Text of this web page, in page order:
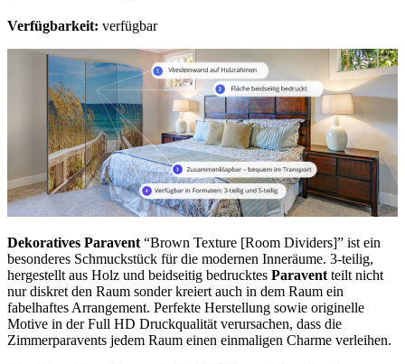
Verfügbarkeit: verfügbar
Dekoratives Paravent “Brown Texture [Room Dividers]” ist ein
besonderes Schmuckstück für die modernen Inneräume. 3-teilig,
hergestellt aus Holz und beidseitig bedrucktes Paravent teilt nicht
nur diskret den Raum sonder kreiert auch in dem Raum ein
fabelhaftes Arrangement. Perfekte Herstellung sowie originelle
Motive in der Full HD Druckqualität verursachen, dass die
Zimmerparavents jedem Raum einen einmaligen Charme verleihen.